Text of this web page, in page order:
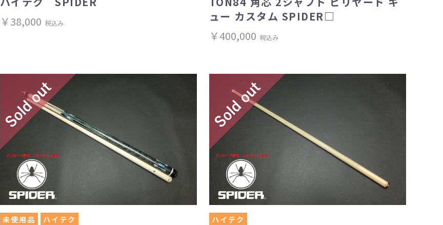
￥38,000 税込み
ュー カスタム SPIDER□
￥400,000 税込み
未使用品 ハイテク ハイテク